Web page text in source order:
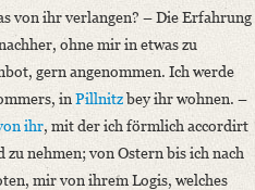
von ihr verlangen? – Die Erfahrung
ohne mir in etwas zu
gern angenommen. Ich werde
in Pillnitzbey ihr wohnen. –
ihr, mit der ich förmlich accordirt
nehmen; von Ostern bis ich nach
mir von ihrem Logis, welches